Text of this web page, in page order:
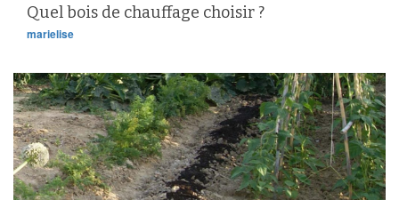
Quel bois de chauffage choisir ?
marielise